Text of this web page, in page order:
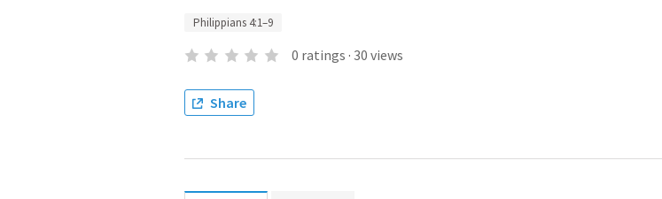
Philippians 4:1–9
0 ratings · 30 views
Share